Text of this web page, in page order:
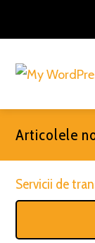
Articolele
Servicii de